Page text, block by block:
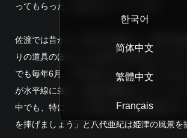
ってもらった（言わせた？）そうです。
佐渡では昔からイカ釣りが盛んで、全国で使
りの道具のほとんどが佐渡で発明されたと言
でも毎年6月、7月の夜になると、明かりを
が水平線に並び、佐渡の風物詩となっていま
中でも、特にイカで有名なのが姫津漁港です
を捧げましょう」と八代亜紀は姫津の風景を
한국어
简体中文
繁體中文
Français